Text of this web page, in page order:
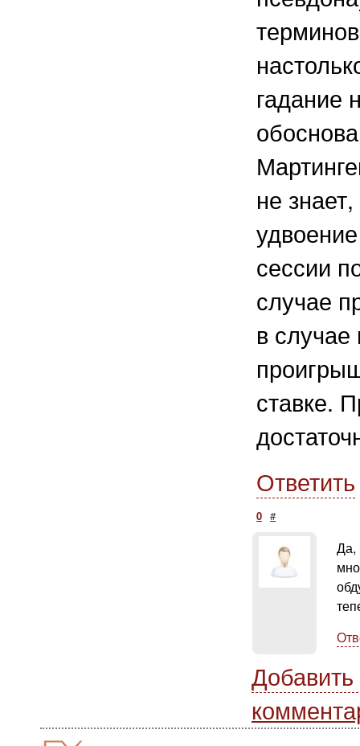
гадание
не
сессии
случае
в
ставке.
Ответить
0 #
Да,